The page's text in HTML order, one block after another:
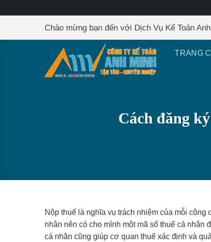
Chào mừng bạn đến với Dịch Vụ Kế Toán
TRANG
Cách đăng
Nộp thuế là nghĩa vụ trách nhiệm của mỗi
nhân nên có cho mình một mã số thuế cá
cá nhân cũng giúp cơ quan thuế xác định và